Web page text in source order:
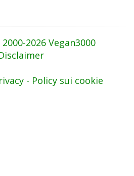
2026 Vegan3000
- Policy sui cookie